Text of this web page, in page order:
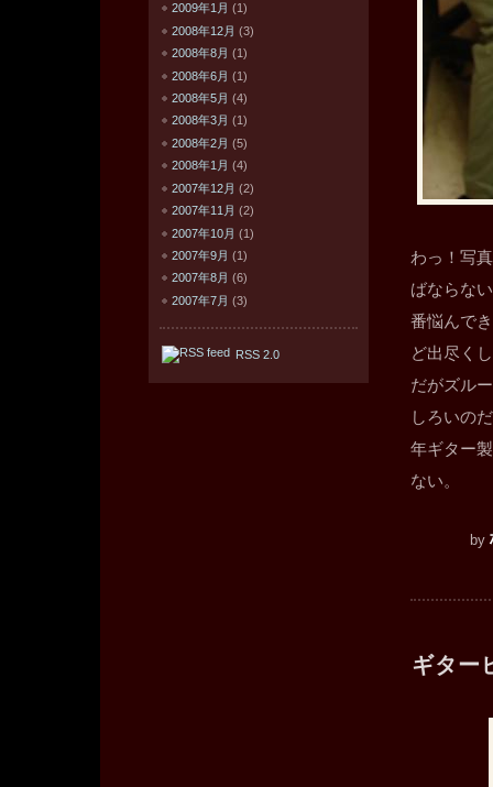
わっ！写
ばならな
番悩んで
ど出尽く
だがズル
しろいの
年ギター
ない。
by
ギター
2009年1月 (1)
2008年12月 (3)
2008年8月 (1)
2008年6月 (1)
2008年5月 (4)
2008年3月 (1)
2008年2月 (5)
2008年1月 (4)
2007年12月 (2)
2007年11月 (2)
2007年10月 (1)
2007年9月 (1)
2007年8月 (6)
2007年7月 (3)
RSS 2.0